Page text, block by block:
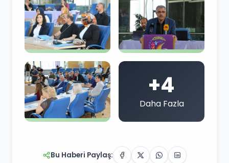
+4
Daha Fazla
Bu Haberi Paylaş: